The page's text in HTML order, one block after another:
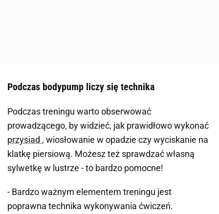
Podczas bodypump liczy się technika
Podczas treningu warto obserwować
prowadzącego, by widzieć, jak prawidłowo wykonać
przysiad , wiosłowanie w opadzie czy wyciskanie na
klatkę piersiową. Możesz też sprawdzać własną
sylwetkę w lustrze - to bardzo pomocne!
- Bardzo ważnym elementem treningu jest
poprawna technika wykonywania ćwiczeń.